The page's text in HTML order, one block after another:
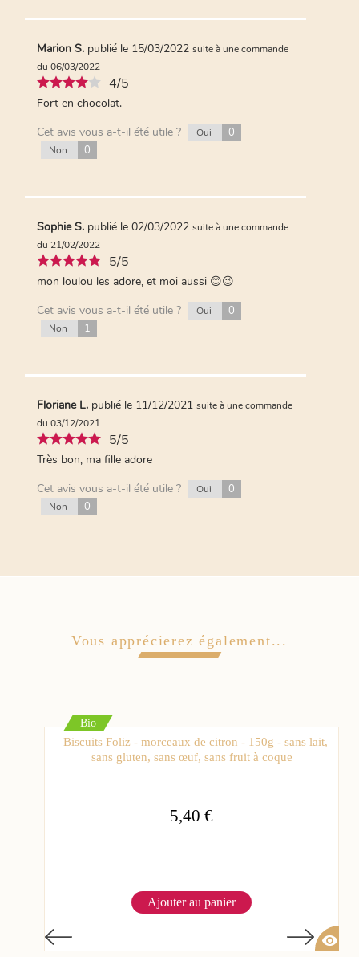
Marion S. publié le 15/03/2022 suite à une commande
du 06/03/2022
4/5
Fort en chocolat.
Cet avis vous a-t-il été utile ?
Oui 0
Non 0
Sophie S. publié le 02/03/2022 suite à une commande
du 21/02/2022
5/5
mon loulou les adore, et moi aussi 😊😉
Cet avis vous a-t-il été utile ?
Oui 0
Non 1
Floriane L. publié le 11/12/2021 suite à une commande
du 03/12/2021
5/5
Très bon, ma fille adore
Cet avis vous a-t-il été utile ?
Oui 0
Non 0
Vous apprécierez également...
Bio
Biscuits Foliz - morceaux de citron - 150g - sans lait,
sans gluten, sans œuf, sans fruit à coque
5,40 €
Ajouter au panier
visibility